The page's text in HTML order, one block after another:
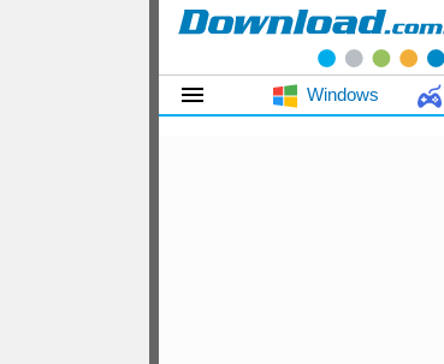
Windows